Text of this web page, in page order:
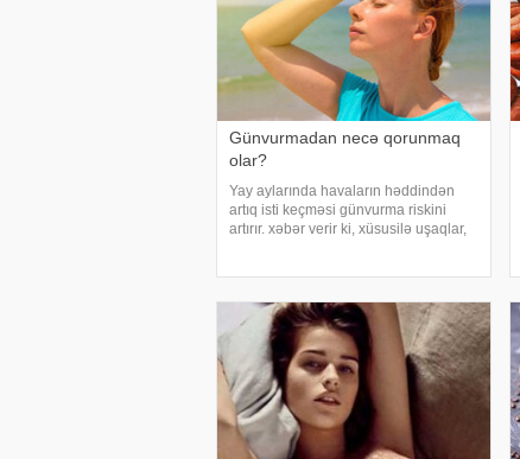
Günvurmadan necə qorunmaq
olar?
Yay aylarında havaların həddindən
artıq isti keçməsi günvurma riskini
artırır. xəbər verir ki, xüsusilə uşaqlar,
qorunma